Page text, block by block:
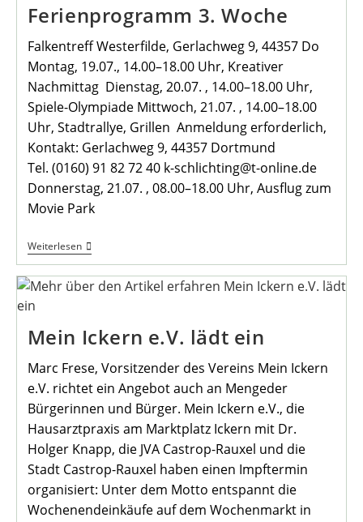
Ferienprogramm 3. Woche
Falkentreff Westerfilde, Gerlachweg 9, 44357 Do
Montag, 19.07., 14.00–18.00 Uhr, Kreativer
Nachmittag Dienstag, 20.07. , 14.00–18.00 Uhr,
Spiele-Olympiade Mittwoch, 21.07. , 14.00–18.00
Uhr, Stadtrallye, Grillen Anmeldung erforderlich,
Kontakt: Gerlachweg 9, 44357 Dortmund
Tel. (0160) 91 82 72 40 k-schlichting@t-online.de
Donnerstag, 21.07. , 08.00–18.00 Uhr, Ausflug zum
Movie Park
WeiterlesenFerienprogramm
3.
Mein Ickern e.V. lädt ein
Marc Frese, Vorsitzender des Vereins Mein Ickern
e.V. richtet ein Angebot auch an Mengeder
Bürgerinnen und Bürger. Mein Ickern e.V., die
Hausarztpraxis am Marktplatz Ickern mit Dr.
Holger Knapp, die JVA Castrop-Rauxel und die
Stadt Castrop-Rauxel haben einen Impftermin
organisiert: Unter dem Motto entspannt die
Wochenendeinkäufe auf dem Wochenmarkt in